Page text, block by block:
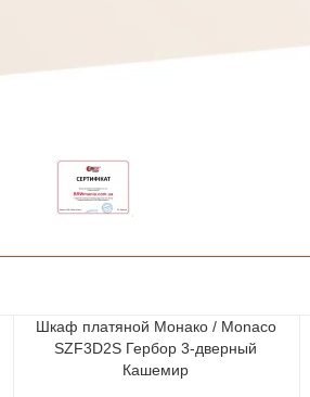
Шкаф платяной Монако / Monaco
SZF3D2S Гербор 3-дверный
Кашемир